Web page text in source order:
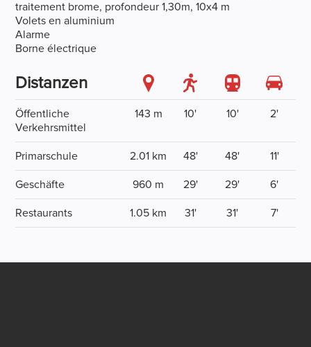
traitement brome, profondeur 1,30m, 10x4 m
Volets en aluminium
Alarme
Borne électrique
Distanzen
Öffentliche
Verkehrsmittel
143 m 10' 10' 2'
Primarschule 2.01 km 48' 48' 11'
Geschäfte 960 m 29' 29' 6'
Restaurants 1.05 km 31' 31' 7'